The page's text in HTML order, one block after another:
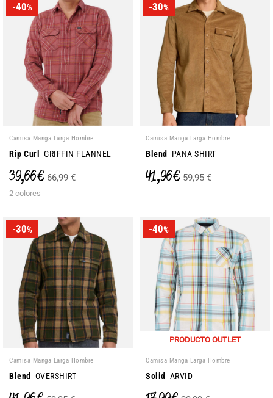
-40%
Camisa Manga Larga Hombre
Rip Curl GRIFFIN FLANNEL
39,66 € 66,99 €
2 colores
-30%
Camisa Manga Larga Hombre
Blend PANA SHIRT
41,96 € 59,95 €
-30%
Camisa Manga Larga Hombre
Blend OVERSHIRT
-40%
PRODUCTO OUTLET
Camisa Manga Larga Hombre
Solid ARVID